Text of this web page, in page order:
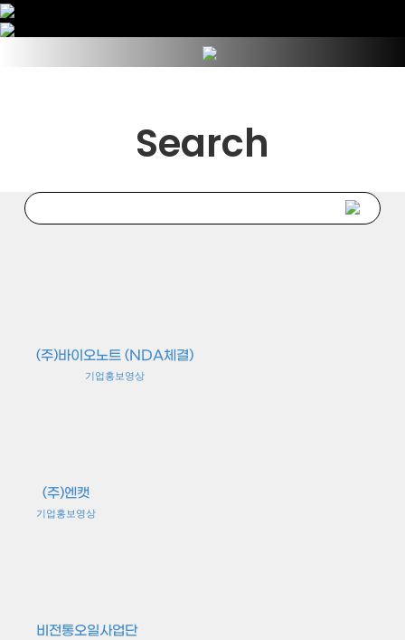
Search
(주)바이오노트 (NDA체결)
기업홍보영상
(주)엔캣
기업홍보영상
비전통오일사업단